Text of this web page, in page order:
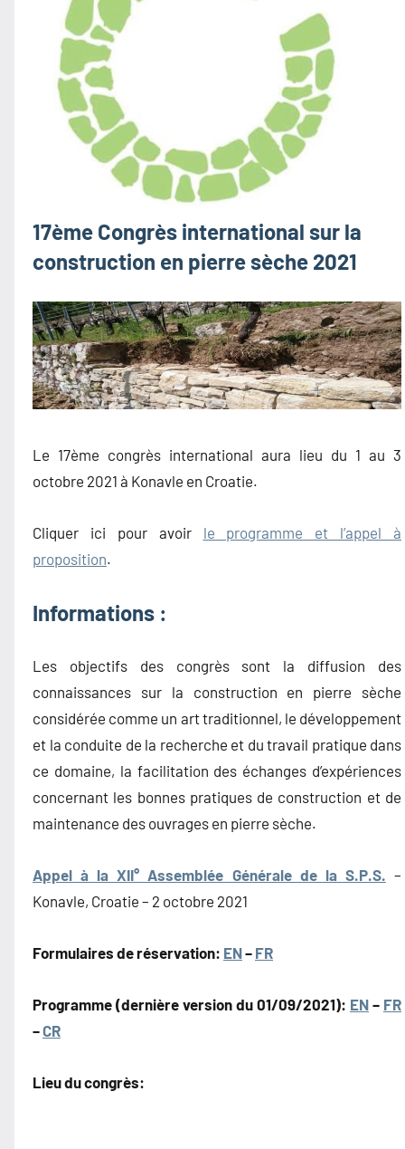
17ème Congrès international sur la
construction en pierre sèche 2021
Le 17ème congrès international aura lieu du 1 au 3
octobre 2021 à Konavle en Croatie.
Cliquer ici pour avoir le programme et l’appel à
proposition.
Informations :
Les objectifs des congrès sont la diffusion des
connaissances sur la construction en pierre sèche
considérée comme un art traditionnel, le développement
et la conduite de la recherche et du travail pratique dans
ce domaine, la facilitation des échanges d’expériences
concernant les bonnes pratiques de construction et de
maintenance des ouvrages en pierre sèche.
Appel à la XII° Assemblée Générale de la S.P.S. –
Konavle, Croatie – 2 octobre 2021
Formulaires de réservation: EN– FR
Programme (dernière version du 01/09/2021): EN – FR
–CR
Lieu du congrès: